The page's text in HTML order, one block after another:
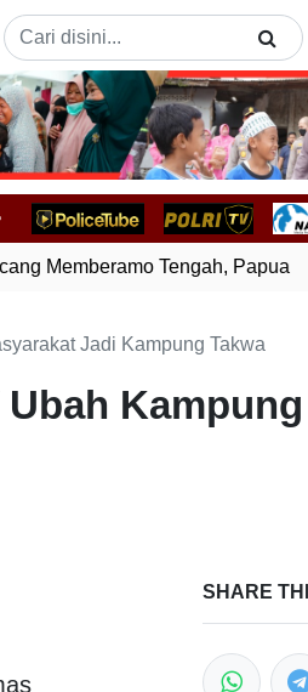
Memberamo Tengah, Papua
Jadi Kampung Takwa
SHARE